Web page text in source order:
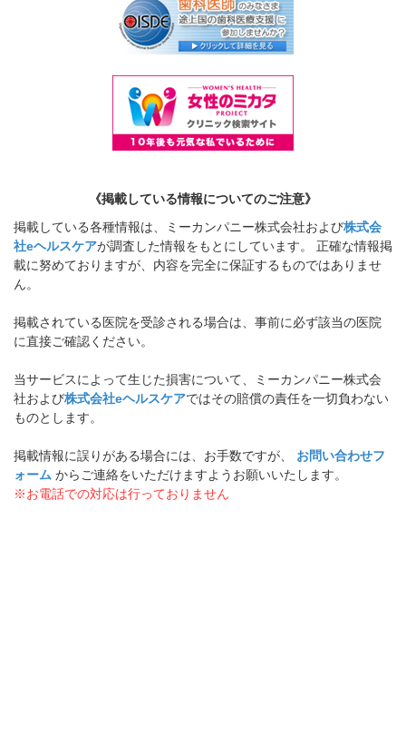
《掲載している情報についてのご注意》
掲載している各種情報は、ミーカンパニー株式会社および株式会
社eヘルスケアが調査した情報をもとにしています。 正確な情報掲
載に努めておりますが、内容を完全に保証するものではありませ
ん。
掲載されている医院を受診される場合は、事前に必ず該当の医院
に直接ご確認ください。
当サービスによって生じた損害について、ミーカンパニー株式会
社および株式会社eヘルスケアではその賠償の責任を一切負わない
ものとします。
掲載情報に誤りがある場合には、お手数ですが、 お問い合わせフ
ォーム からご連絡をいただけますようお願いいたします。
※お電話での対応は行っておりません